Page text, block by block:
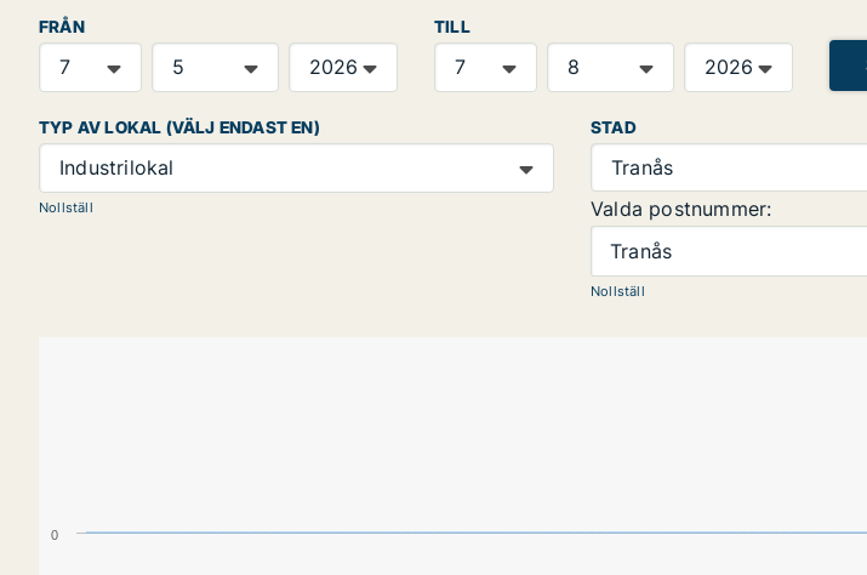
FRÅN TILL
TYP AV LOKAL (VÄLJ ENDAST EN)
Industrilokal
Nollställ
STAD
Tranås
Valda postnummer:
Tranås
Nollställ
0